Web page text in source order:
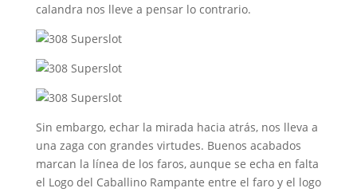
calandra nos lleve a pensar lo contrario.
Sin embargo, echar la mirada hacia atrás, nos lleva a
una zaga con grandes virtudes. Buenos acabados
marcan la línea de los faros, aunque se echa en falta
el Logo del Caballino Rampante entre el faro y el logo